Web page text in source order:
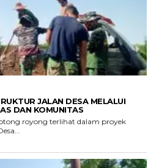
JALAN DESA MELALUI
DAN KOMUNITAS
royong terlihat dalam proyek